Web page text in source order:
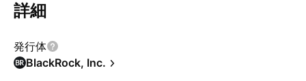
詳細
発行体
BlackRock, Inc.